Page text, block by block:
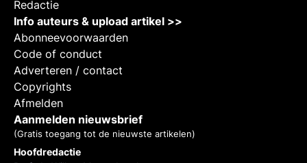
Redactie
Info auteurs & upload artikel >>
Abonneevoorwaarden
Code of conduct
Adverteren / contact
Copyrights
Afmelden
Aanmelden nieuwsbrief
(Gratis toegang tot de nieuwste artikelen)
Hoofdredactie